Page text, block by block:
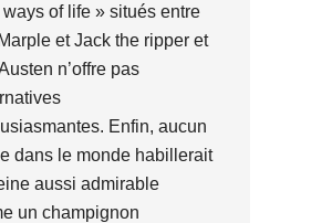
of life » situés entre
et Jack the ripper et
n’offre pas
Enfin, aucun
dans le monde habillerait
aussi admirable
un champignon